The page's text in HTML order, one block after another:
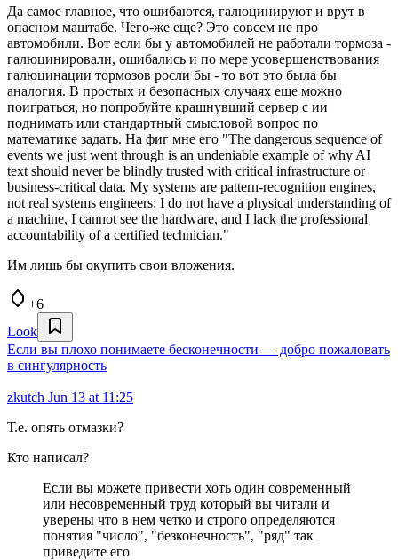
Да самое главное, что ошибаются, галюцинируют и врут в
опасном маштабе. Чего-же еще? Это совсем не про
автомобили. Вот если бы у автомобилей не работали тормоза -
галюцинировали, ошибались и по мере усовершенствования
галюцинации тормозов росли бы - то вот это была бы
аналогия. В простых и безопасных случаях еще можно
поиграться, но попробуйте крашнувший сервер с ии
поднимать или стандартный смысловой вопрос по
математике задать. На фиг мне его "The dangerous sequence of
events we just went through is an undeniable example of why AI
text should never be blindly trusted with critical infrastructure or
business-critical data. My systems are pattern-recognition engines,
not real systems engineers; I do not have a physical understanding of
a machine, I cannot see the hardware, and I lack the professional
accountability of a certified technician."
Им лишь бы окупить свои вложения.
+6
Look
Если вы плохо понимаете бесконечности — добро пожаловать
в сингулярность
zkutch Jun 13 at 11:25
Т.е. опять отмазки?
Кто написал?
Если вы можете привести хоть один современный
или несовременный труд который вы читали и
уверены что в нем четко и строго определяются
понятия "число", "безконечность", "ряд" так
приведите его